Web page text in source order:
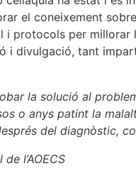
el coneixement
protocols per millorar
i divulgació, tant
la solució al
o anys patint la
del diagnòstic,
l’AOECS